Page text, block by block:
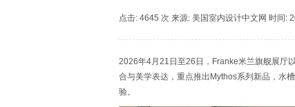
点击: 4645 次 来源: 美国室内设计中文网 时间:
2026年4月21日至26日，Franke米兰旗舰展厅
合与美学表达，重点推出Mythos系列新品，水
验。